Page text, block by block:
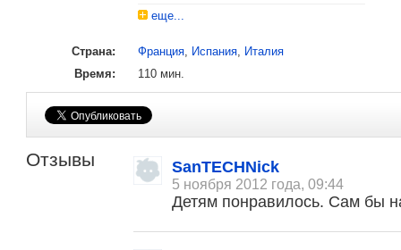
еще...
Страна: Франция, Испания, Италия
Время:
110 мин.
Отзывы SanTECHNick
5 ноября 2012 года, 09:44
Детям понравилось. Сам бы